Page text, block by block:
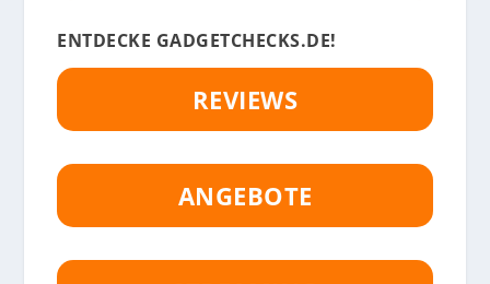
ENTDECKE GADGETCHECKS.DE!
REVIEWS
ANGEBOTE